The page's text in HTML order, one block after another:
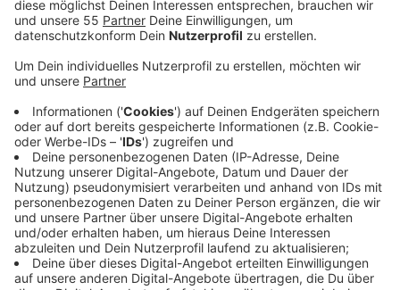
Anzeige
Einsatz gegeben, etwa durch Schneebruch. Verletzte
hat es bislang keine gegeben. Die Stadt Wuppertal
etwa ist seit 06:00 Uhr mit allen Streufahrzeugen im
gesamten Stadtgebiet unterwegs. Weil in den
nächsten Sunden weiterer Niederschlag erwartet wird,
bittet die Stadt alle - wenn möglich - das Auto
weiterhin stehen zu lassen. Auch im Nahverkehr gibt es
witterunsbedingt Probleme. Besonders betroffen ist